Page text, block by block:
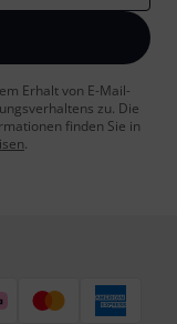
Erhalt von E-Mail-
zu. Die
finden Sie in
.